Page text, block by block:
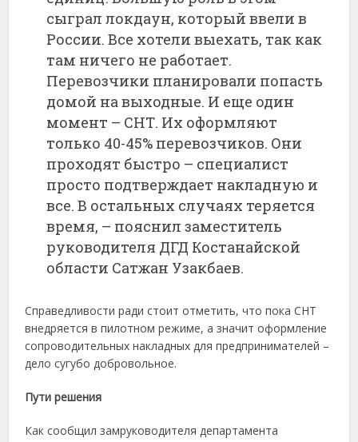
сыграл локдаун, который ввели в
России. Все хотели выехать, так как
там ничего не работает.
Перевозчики планировали попасть
домой на выходные. И еще один
момент – СНТ. Их оформляют
только 40-45% перевозчиков. Они
проходят быстро – специалист
просто подтверждает накладную и
все. В остальных случаях теряется
время, – пояснил заместитель
руководителя ДГД Костанайской
области Сатжан Узакбаев.
Справедливости ради стоит отметить, что пока СНТ
внедряется в пилотном режиме, а значит оформление
сопроводительных накладных для предпринимателей –
дело сугубо добровольное.
Пути решения
Как сообщил замруководителя департамента